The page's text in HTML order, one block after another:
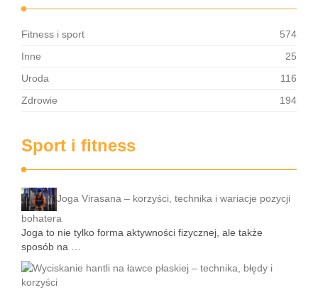
Fitness i sport
574
Inne
25
Uroda
116
Zdrowie
194
Sport i fitness
Joga Virasana – korzyści, technika i wariacje pozycji
bohatera
Joga to nie tylko forma aktywności fizycznej, ale także
sposób na …